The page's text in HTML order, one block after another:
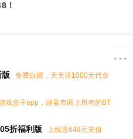
！
免费白嫖，天天送1000元代金
戏盒子app，涵盖市面上所有的BT
折福利版
上线送648元充值